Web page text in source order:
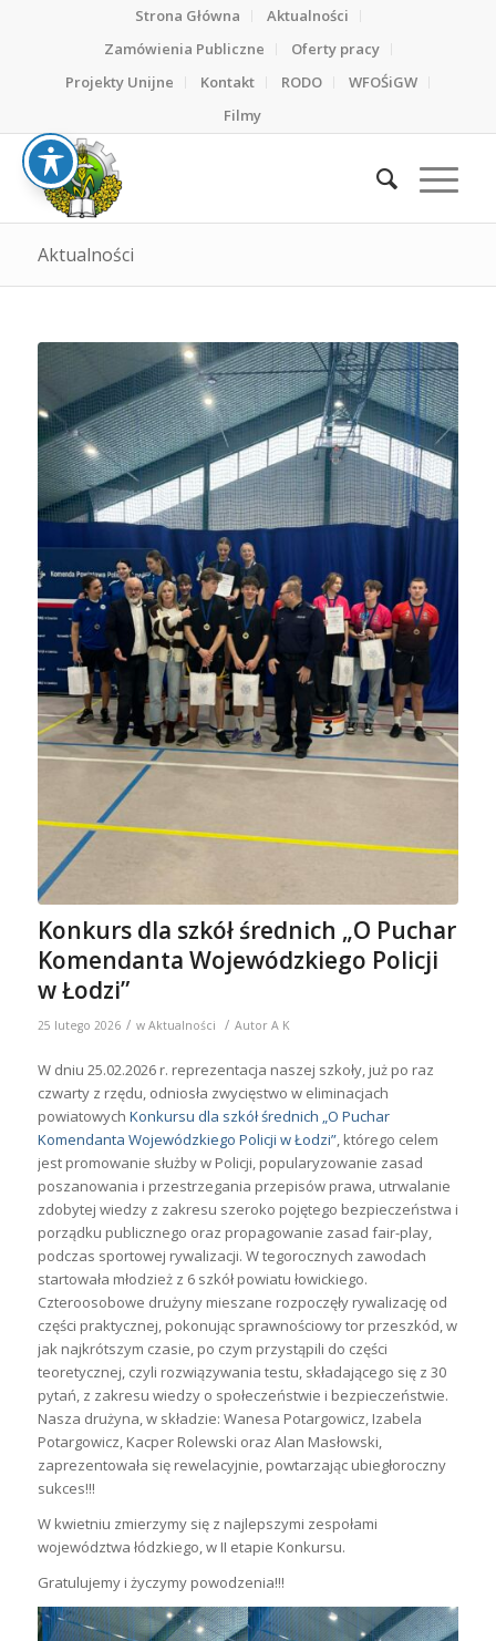
Strona Główna
Aktualności
Zamówienia Publiczne
Oferty pracy
Projekty Unijne
Kontakt RODO
WFOŚiGW
Filmy
Aktualności
Konkurs dla szkół średnich „O Puchar
Komendanta Wojewódzkiego Policji
w Łodzi”
25 lutego 2026 / w Aktualności / Autor A K
W dniu 25.02.2026 r. reprezentacja naszej szkoły, już po raz
czwarty z rzędu, odniosła zwycięstwo w eliminacjach
powiatowych Konkursu dla szkół średnich „O Puchar
Komendanta Wojewódzkiego Policji w Łodzi”, którego celem
jest promowanie służby w Policji, popularyzowanie zasad
poszanowania i przestrzegania przepisów prawa, utrwalanie
zdobytej wiedzy z zakresu szeroko pojętego bezpieczeństwa i
porządku publicznego oraz propagowanie zasad fair-play,
podczas sportowej rywalizacji. W tegorocznych zawodach
startowała młodzież z 6 szkół powiatu łowickiego.
Czteroosobowe drużyny mieszane rozpoczęły rywalizację od
części praktycznej, pokonując sprawnościowy tor przeszkód, w
jak najkrótszym czasie, po czym przystąpili do części
teoretycznej, czyli rozwiązywania testu, składającego się z 30
pytań, z zakresu wiedzy o społeczeństwie i bezpieczeństwie.
Nasza drużyna, w składzie: Wanesa Potargowicz, Izabela
Potargowicz, Kacper Rolewski oraz Alan Masłowski,
zaprezentowała się rewelacyjnie, powtarzając ubiegłoroczny
sukces!!!
W kwietniu zmierzymy się z najlepszymi zespołami
województwa łódzkiego, w II etapie Konkursu.
Gratulujemy i życzymy powodzenia!!!